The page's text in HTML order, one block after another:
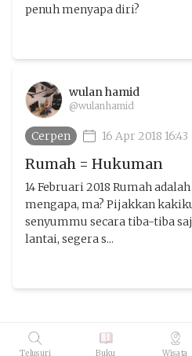
penuh menyapa diri?
wulan hamid
@wulanhamid
Cerpen 16 Apr 2018 16:43
Rumah = Hukuman
14 Februari 2018 Rumah
mengapa, ma? Pijakkan
senyummu secara tiba-tiba
lantai, segera s...
Telusuri Buku Wisata